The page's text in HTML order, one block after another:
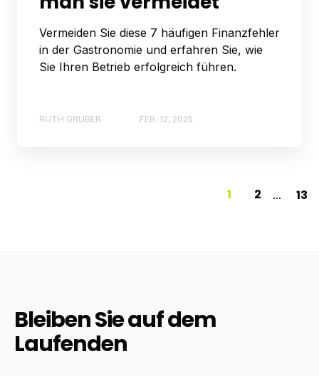
Vermeiden Sie diese 7 häufigen Finanzfehler
in der Gastronomie und erfahren Sie, wie
Sie Ihren Betrieb erfolgreich führen.
RUTH GRUBER FEB. 12, 2025
1 2 ... 13
Bleiben Sie auf dem
Laufenden